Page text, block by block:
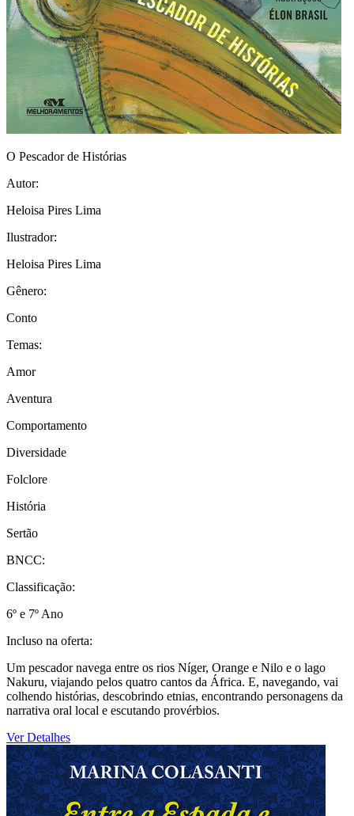
O Pescador de Histórias
Autor:
Heloisa Pires Lima
Ilustrador:
Heloisa Pires Lima
Gênero:
Conto
Temas:
Amor
Aventura
Comportamento
Diversidade
Folclore
História
Sertão
BNCC:
Classificação:
6º e 7º Ano
Incluso na oferta:
Um pescador navega entre os rios Níger, Orange e Nilo e o lago
Nakuru, viajando pelos quatro cantos da África. E, navegando, vai
colhendo histórias, descobrindo etnias, encontrando personagens da
narrativa oral local e escutando provérbios.
Ver Detalhes